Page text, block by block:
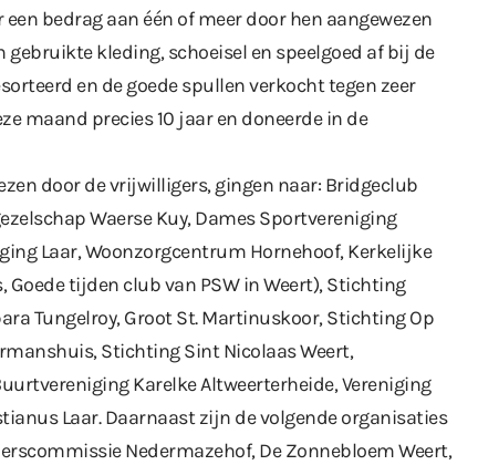
bedrag aan één of meer door hen aangewezen
gebruikte kleding, schoeisel en speelgoed af bij de
en de goede spullen verkocht tegen zeer
maand precies 10 jaar en doneerde in de
door de vrijwilligers, gingen naar: Bridgeclub
Waerse Kuy, Dames Sportvereniging
Laar, Woonzorgcentrum Hornehoof, Kerkelijke
Goede tijden club van PSW in Weert), Stichting
Tungelroy, Groot St. Martinuskoor, Stichting Op
Stichting Sint Nicolaas Weert,
Karelke Altweerterheide, Vereniging
Laar. Daarnaast zijn de volgende organisaties
Nedermazehof, De Zonnebloem Weert,